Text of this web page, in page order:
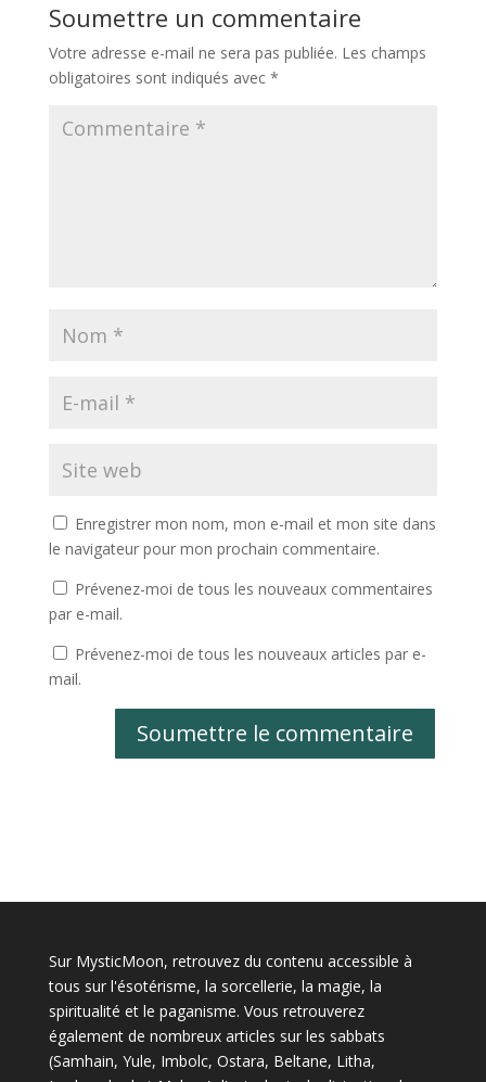
Soumettre un commentaire
Votre adresse e-mail ne sera pas publiée. Les champs
obligatoires sont indiqués avec *
Enregistrer mon nom, mon e-mail et mon site dans
le navigateur pour mon prochain commentaire.
Prévenez-moi de tous les nouveaux commentaires
par e-mail.
Prévenez-moi de tous les nouveaux articles par e-
mail.
Soumettre le commentaire
Sur MysticMoon, retrouvez du contenu accessible à
tous sur l'ésotérisme, la sorcellerie, la magie, la
spiritualité et le paganisme. Vous retrouverez
également de nombreux articles sur les sabbats
(Samhain, Yule, Imbolc, Ostara, Beltane, Litha,